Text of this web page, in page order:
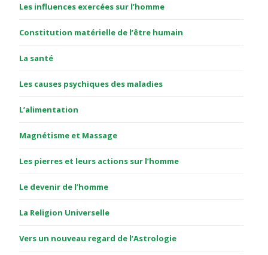
Les influences exercées sur l’homme
Constitution matérielle de l’être humain
La santé
Les causes psychiques des maladies
L’alimentation
Magnétisme et Massage
Les pierres et leurs actions sur l’homme
Le devenir de l’homme
La Religion Universelle
Vers un nouveau regard de l’Astrologie